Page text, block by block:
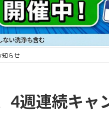
知らせ
週連続キャ